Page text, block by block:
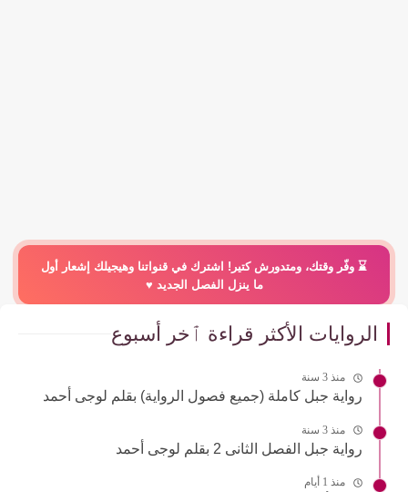
⌛️ وفّر وقتك، ومتدورش كتير! اشترك في قنواتنا وهيجيلك إشعار أول
ما ينزل الفصل الجديد ♥️
الروايات الأكثر قراءة ٱخر أسبوع
منذ 3 سنة
رواية جبل كاملة (جميع فصول الرواية) بقلم لوجى أحمد
منذ 3 سنة
رواية جبل الفصل الثانى 2 بقلم لوجى أحمد
منذ 1 أيام